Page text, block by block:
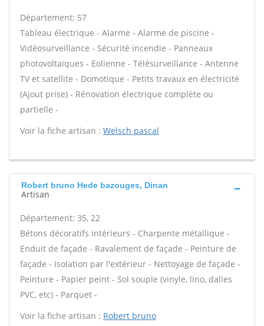
Département: 57
Tableau électrique - Alarme - Alarme de piscine -
Vidéosurveillance - Sécurité incendie - Panneaux
photovoltaïques - Eolienne - Télésurveillance - Antenne
TV et satellite - Domotique - Petits travaux en électricité
(Ajout prise) - Rénovation électrique complète ou
partielle -
Voir la fiche artisan : Welsch pascal
Robert bruno Hede bazouges, Dinan
Artisan
Département: 35, 22
Bétons décoratifs intérieurs - Charpente métallique -
Enduit de façade - Ravalement de façade - Peinture de
façade - Isolation par l'extérieur - Nettoyage de façade -
Peinture - Papier peint - Sol souple (vinyle, lino, dalles
PVC, etc) - Parquet -
Voir la fiche artisan : Robert bruno